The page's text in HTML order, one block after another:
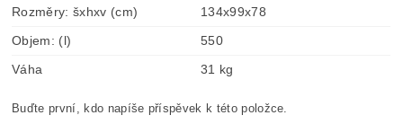
Rozměry: šxhxv (cm)
134x99x78
Objem: (l)
550
Váha
31 kg
Buďte první, kdo napíše příspěvek k této položce.